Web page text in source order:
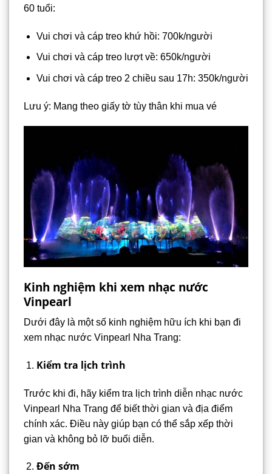
60 tuổi:
Vui chơi và cáp treo khứ hồi: 700k/người
Vui chơi và cáp treo lượt về: 650k/người
Vui chơi và cáp treo 2 chiều sau 17h: 350k/người
Lưu ý: Mang theo giấy tờ tùy thân khi mua vé
Kinh nghiệm khi xem nhạc nước
Vinpearl
Dưới đây là một số kinh nghiệm hữu ích khi bạn đi
xem nhạc nước Vinpearl Nha Trang:
Kiểm tra lịch trình
Trước khi đi, hãy kiểm tra lịch trình diễn nhạc nước
Vinpearl Nha Trang để biết thời gian và địa điểm
chính xác. Điều này giúp bạn có thể sắp xếp thời
gian và không bỏ lỡ buổi diễn.
Đến sớm